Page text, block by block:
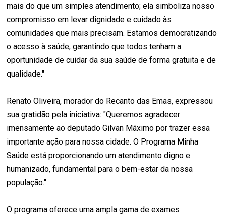
mais do que um simples atendimento; ela simboliza nosso
compromisso em levar dignidade e cuidado às
comunidades que mais precisam. Estamos democratizando
o acesso à saúde, garantindo que todos tenham a
oportunidade de cuidar da sua saúde de forma gratuita e de
qualidade."
Renato Oliveira, morador do Recanto das Emas, expressou
sua gratidão pela iniciativa: "Queremos agradecer
imensamente ao deputado Gilvan Máximo por trazer essa
importante ação para nossa cidade. O Programa Minha
Saúde está proporcionando um atendimento digno e
humanizado, fundamental para o bem-estar da nossa
população."
O programa oferece uma ampla gama de exames